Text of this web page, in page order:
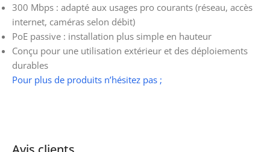
300 Mbps : adapté aux usages pro courants (réseau, accès
internet, caméras selon débit)
PoE passive : installation plus simple en hauteur
Conçu pour une utilisation extérieur et des déploiements
durables
Pour plus de produits n’hésitez pas ;